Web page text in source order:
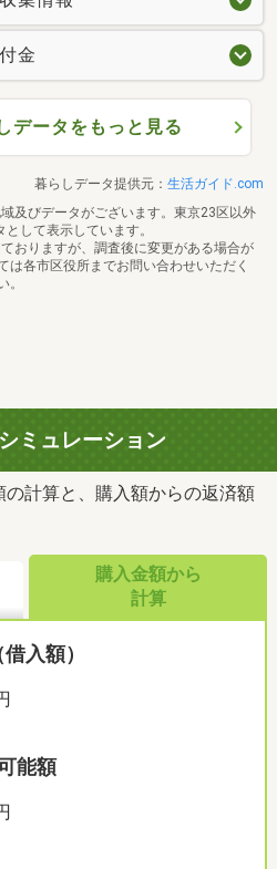
金
データをもっと見る
暮らしデータ提供元： 生活ガイド.com
及びデータがございます。東京23区以外
して表示しています。
おりますが、調査後に変更がある場合が
は各市区役所までお問い合わせいただく
。
ミュレーション
計算と、購入額からの返済額
購入金額から
計算
入額）
能額